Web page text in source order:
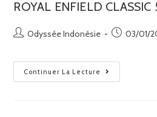
ROYAL ENFIELD CLASSIC
Odyssée Indonésie 03/01/
Continuer La Lecture